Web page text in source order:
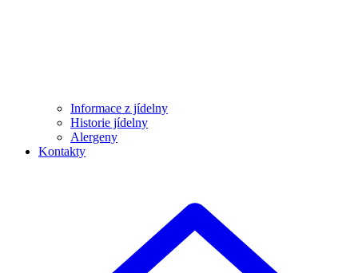
Informace z jídelny
Historie jídelny
Alergeny
Kontakty